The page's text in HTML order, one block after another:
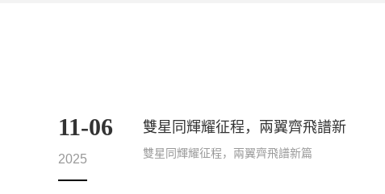
11-06
2025
雙星同輝耀征程，兩翼齊飛譜新
篇
雙星同輝耀征程，兩翼齊飛譜新篇